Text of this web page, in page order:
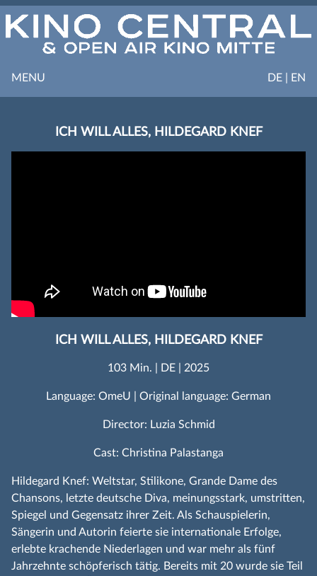
DE | EN
MENU
ICH WILL ALLES, HILDEGARD KNEF
ICH WILL ALLES, HILDEGARD KNEF
103 Min. | DE | 2025
Language: OmeU | Original language: German
Director: Luzia Schmid
Cast: Christina Palastanga
Hildegard Knef: Weltstar, Stilikone, Grande Dame des
Chansons, letzte deutsche Diva, meinungsstark, umstritten,
Spiegel und Gegensatz ihrer Zeit. Als Schauspielerin,
Sängerin und Autorin feierte sie internationale Erfolge,
erlebte krachende Niederlagen und war mehr als fünf
Jahrzehnte schöpferisch tätig. Bereits mit 20 wurde sie Teil